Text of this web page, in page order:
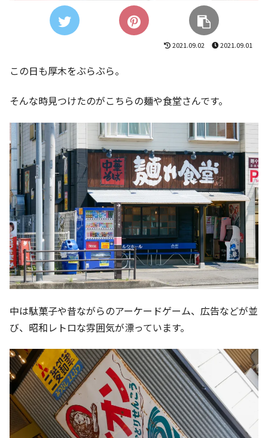
2021.09.02 2021.09.01
この日も厚木をぶらぶら。
そんな時見つけたのがこちらの麺や食堂さんです。
中は駄菓子や昔ながらのアーケードゲーム、広告などが並
び、昭和レトロな雰囲気が漂っています。